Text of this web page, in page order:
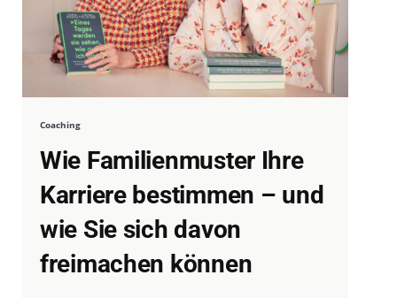
Coaching
Wie Familienmuster Ihre
Karriere bestimmen – und
wie Sie sich davon
freimachen können